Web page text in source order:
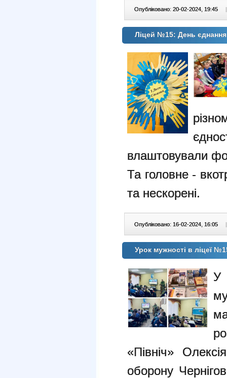
Опубліковано: 20-02-2024, 19:45 |
Ліцей №15: День єднання
влаштовували
Та головне -
та нескорені.
Опубліковано: 16-02-2024, 16:05 |
Урок мужності в ліцеї
У
«Північ»
оборону